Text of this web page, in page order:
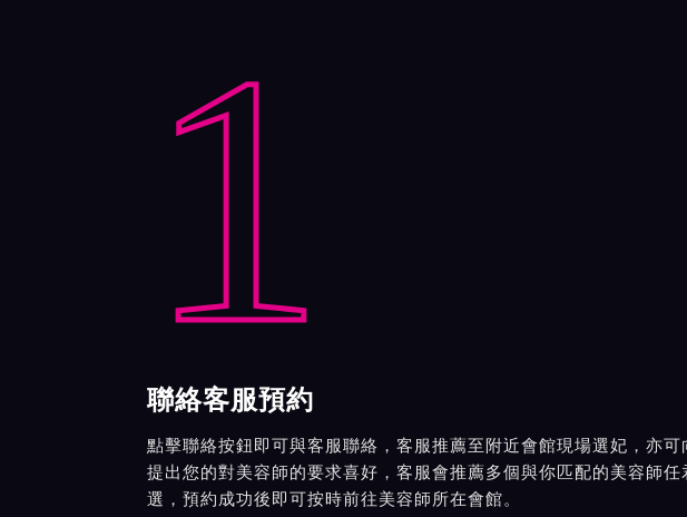
1
聯絡客服預約
點擊聯絡按鈕即可與客服聯絡，客服推薦至附近會館現場選妃，亦可
提出您的對美容師的要求喜好，客服會推薦多個與你匹配的美容師任
選，預約成功後即可按時前往美容師所在會館。